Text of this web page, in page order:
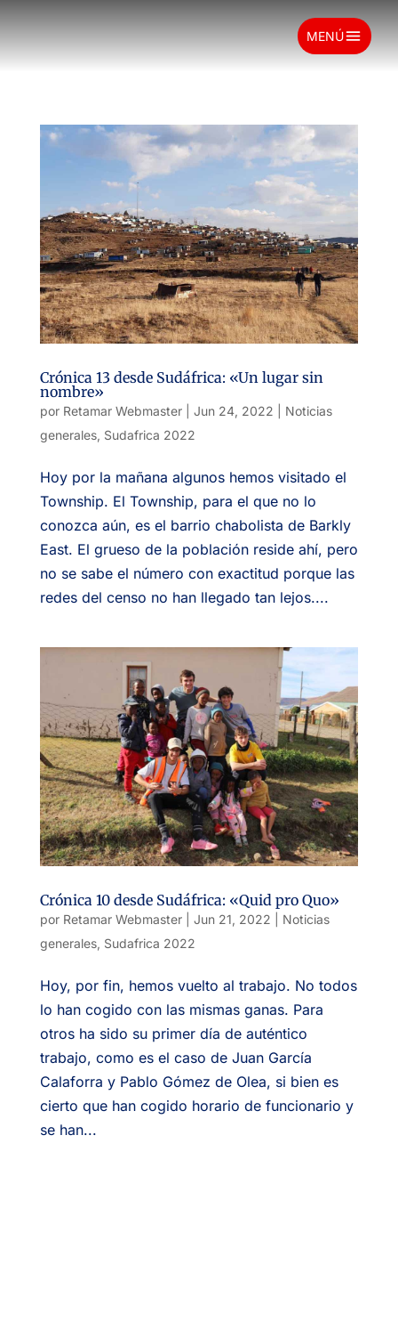
MENÚmenu
Crónica 13 desde Sudáfrica: «Un lugar sin
nombre»
por Retamar Webmaster| Jun 24, 2022
Noticias
generales, Sudafrica 2022
Hoy por la mañana algunos hemos visitado el
Township. El Township, para el que no lo
conozca aún, es el barrio chabolista de Barkly
East. El grueso de la población reside ahí, pero
no se sabe el número con exactitud porque las
redes del censo no han llegado tan lejos....
Crónica 10 desde Sudáfrica: «Quid pro Quo»
por Retamar Webmaster| Jun 21, 2022
Noticias
generales, Sudafrica 2022
Hoy, por fin, hemos vuelto al trabajo. No todos
lo han cogido con las mismas ganas. Para
otros ha sido su primer día de auténtico
trabajo, como es el caso de Juan García
Calaforra y Pablo Gómez de Olea, si bien es
cierto que han cogido horario de funcionario y
se han...